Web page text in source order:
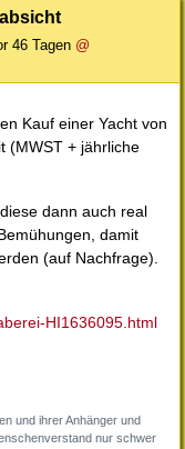
46 Tagen @
Kauf einer Yacht von
(MWST + jährliche
dann auch real
damit
(auf Nachfrage).
HI1636095.html
und ihrer Anhänger und
nur schwer